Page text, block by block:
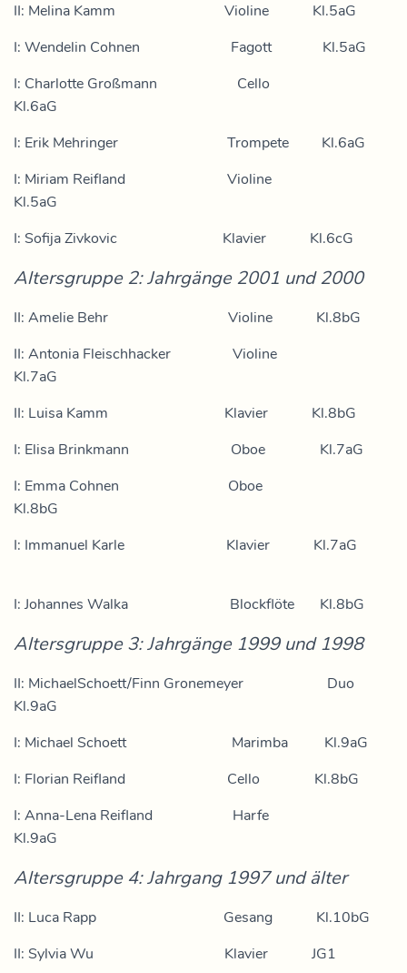
II: Melina Kamm Violine Kl.5aG
I: Wendelin Cohnen Fagott Kl.5aG
I: Charlotte Großmann Cello
Kl.6aG
I: Erik Mehringer Trompete Kl.6aG
I: Miriam Reifland Violine
Kl.5aG
I: Sofija Zivkovic Klavier Kl.6cG
Altersgruppe 2: Jahrgänge 2001 und 2000
II: Amelie Behr Violine Kl.8bG
II: Antonia Fleischhacker Violine
Kl.7aG
II: Luisa Kamm Klavier Kl.8bG
I: Elisa Brinkmann Oboe Kl.7aG
I: Emma Cohnen Oboe
Kl.8bG
I: Immanuel Karle Klavier Kl.7aG
I: Johannes Walka Blockflöte Kl.8bG
Altersgruppe 3: Jahrgänge 1999 und 1998
II: MichaelSchoett/Finn Gronemeyer Duo
Kl.9aG
I: Michael Schoett Marimba Kl.9aG
I: Florian Reifland Cello Kl.8bG
I: Anna-Lena Reifland Harfe
Kl.9aG
Altersgruppe 4: Jahrgang 1997 und älter
II: Luca Rapp Gesang Kl.10bG
II: Sylvia Wu Klavier JG1